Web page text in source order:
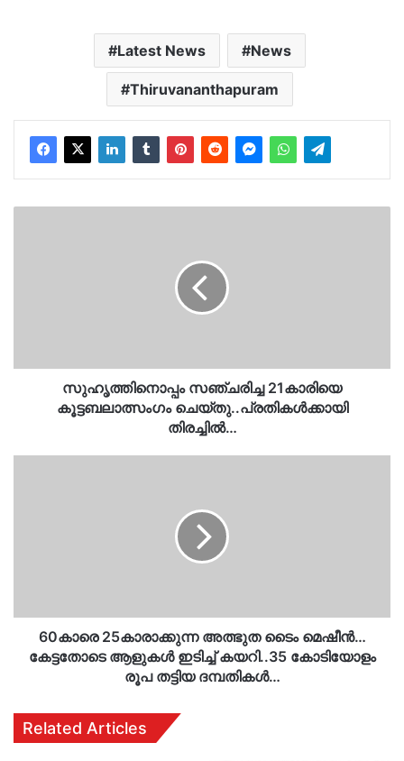
Latest News News
Thiruvananthapuram
സുഹൃത്തിനൊപ്പം സഞ്ചരിച്ച 21കാരിയെ
കൂട്ടബലാത്സംഗം ചെയ്തു..പ്രതികൾക്കായി
തിരച്ചിൽ…
കയറി..35
കോടിയോളം
രൂപ
60കാരെ 25കാരാക്കുന്ന അത്ഭുത ടൈം മെഷീൻ…
കേട്ടതോടെ ആളുകൾ ഇടിച്ച് കയറി..35 കോടിയോളം
രൂപ തട്ടിയ ദമ്പതികള്‍…
Related Articles